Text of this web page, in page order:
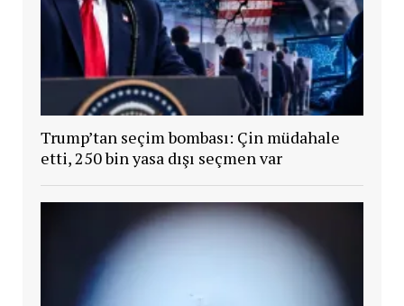
Trump’tan seçim bombası: Çin müdahale
etti, 250 bin yasa dışı seçmen var